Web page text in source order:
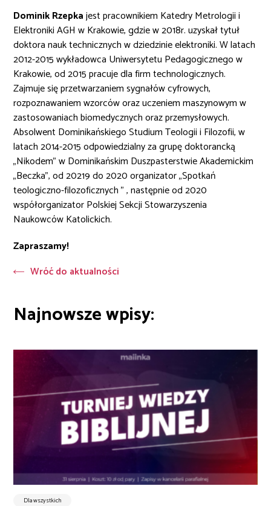
Dominik Rzepkajest pracownikiem Katedry Metrologii i
Elektroniki AGH w Krakowie, gdzie w 2018r. uzyskał tytuł
doktora nauk technicznych w dziedzinie elektroniki. W latach
2012-2015 wykładowca Uniwersytetu Pedagogicznego w
Krakowie, od 2015 pracuje dla firm technologicznych.
Zajmuje się przetwarzaniem sygnałów cyfrowych,
rozpoznawaniem wzorców oraz uczeniem maszynowym w
zastosowaniach biomedycznych oraz przemysłowych.
Absolwent Dominikańskiego Studium Teologii i Filozofii, w
latach 2014-2015 odpowiedzialny za grupę doktorancką
„Nikodem” w Dominikańskim Duszpasterstwie Akademickim
„Beczka”, od 20219 do 2020 organizator „Spotkań
teologiczno-filozoficznych ” , następnie od 2020
współorganizator Polskiej Sekcji Stowarzyszenia
Naukowców Katolickich.
Zapraszamy!
Wróć do aktualności
Najnowsze wpisy:
Dla wszystkich